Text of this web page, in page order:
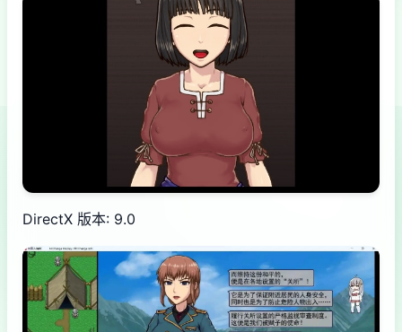
DirectX 版本: 9.0